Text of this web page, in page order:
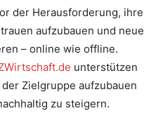
der Herausforderung, ihre
aufzubauen und neue
– online wie offline.
unterstützen
Zielgruppe aufzubauen
zu steigern.